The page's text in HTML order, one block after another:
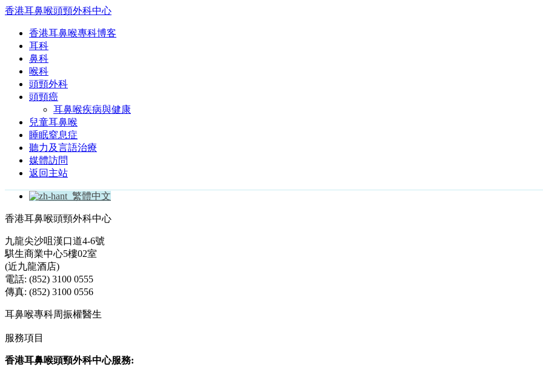
香港耳鼻喉頭頸外科中心
香港耳鼻喉專科博客
耳科
鼻科
喉科
頭頸外科
頭頸癌
耳鼻喉疾病與健康
兒童耳鼻喉
睡眠窒息症
聽力及言語治療
媒體訪問
返回主站
繁體中文
香港耳鼻喉頭頸外科中心
九龍尖沙咀漢口道4-6號
騏生商業中心5樓02室
(近九龍酒店)
電話: (852) 3100 0555
傳真: (852) 3100 0556
耳鼻喉專科周振權醫生
服務項目
香港耳鼻喉頭頸外科中心服務: